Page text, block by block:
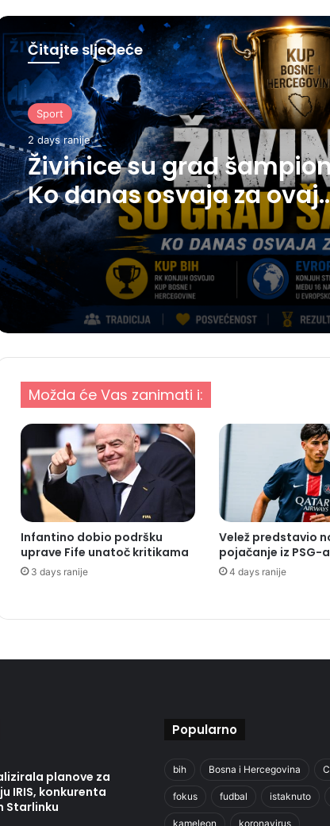
Čitajte sljedeće
Sport
2 days ranije
Živinice su grad
Ko danas osvaja za ovaj
grad?
Možda će Vas zanimati i:
Infantino dobio podršku
uprave Fife unatoč kritikama
3 days ranije
Velež predstavio
pojačanje iz PSG-a
4 days ranije
planove za
IRIS, konkurenta
Starlinku
Popularno
bih Bosna i Hercegovina
fokus fudbal istaknuto
kameleon koronavirus